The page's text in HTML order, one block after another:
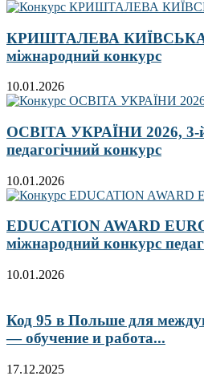
КРИШТАЛЕВА
міжнародний конкурс
10.01.2026
ОСВІТА УКРАЇНИ 2026, 3-й
педагогічний конкурс
10.01.2026
EDUCATION AWARD
міжнародний конкурс
10.01.2026
Код 95 в Польше для
— обучение и работа...
17.12.2025